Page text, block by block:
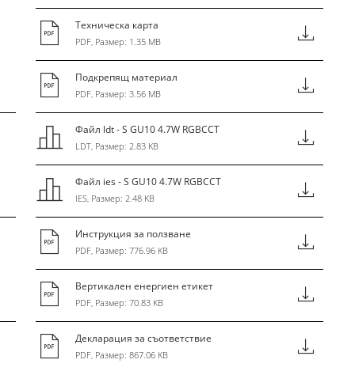
Техническа карта
PDF, Размер: 1.35 MB
Подкрепящ материал
PDF, Размер: 3.56 MB
Файл ldt - S GU10 4.7W RGBCCT
LDT, Размер: 2.83 KB
Файл ies - S GU10 4.7W RGBCCT
IES, Размер: 2.48 KB
Инструкция за ползване
PDF, Размер: 776.96 KB
Вертикален енергиен етикет
PDF, Размер: 70.83 KB
Декларация за съответствие
PDF, Размер: 867.06 KB